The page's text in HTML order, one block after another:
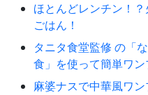
ほとんどレンチン！
ごはん！
タニタ食堂監修 の「
食」を使って簡単ワ
麻婆ナスで中華風ワ